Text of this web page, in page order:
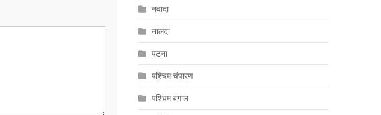
नवादा
नालंदा
पटना
पश्चिम चंपारण
पश्चिम बंगाल